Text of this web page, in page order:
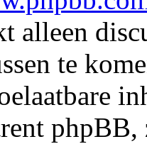
alleen
te